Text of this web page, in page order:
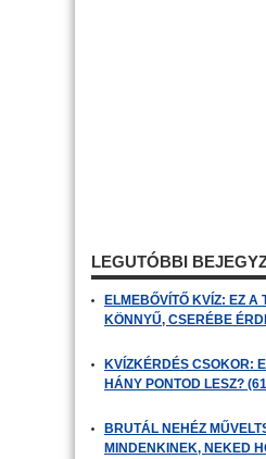
LEGUTÓBBI
ELMEBŐVÍTŐ KVÍZ: EZ A
KÖNNYŰ, CSERÉBE
KVÍZKÉRDÉS CSOKOR:
HÁNY PONTOD LESZ?
BRUTÁL NEHÉZ
MINDENKINEK, NEKED